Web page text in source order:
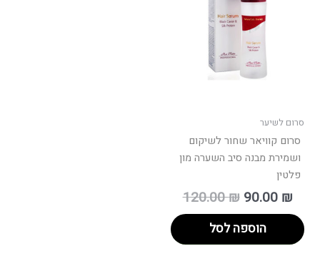
סרום לשיער
סרום קוויאר שחור לשיקום
ושמירת מבנה סיב השערה מון
פלטין
120.00₪ 90.00 ₪
הוספה לסל